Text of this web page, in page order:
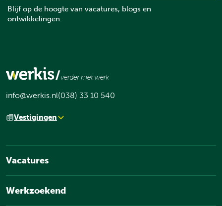
Blijf op de hoogte van vacatures, blogs en
ontwikkelingen.
info@werkis.nl(038) 33 10 540
Vestigingen
Vacatures
Werkzoekend